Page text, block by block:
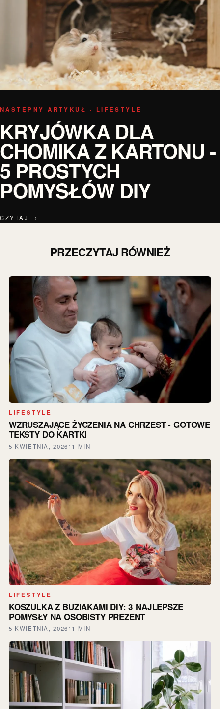
NASTĘPNY ARTYKUŁ · LIFESTYLE
KRYJÓWKA DLA
CHOMIKA Z KARTONU -
5 PROSTYCH
POMYSŁÓW DIY
CZYTAJ →
PRZECZYTAJ RÓWNIEŻ
LIFESTYLE
WZRUSZAJĄCE ŻYCZENIA NA CHRZEST - GOTOWE
TEKSTY DO KARTKI
5 KWIETNIA, 202611 MIN
LIFESTYLE
KOSZULKA Z BUZIAKAMI DIY: 3 NAJLEPSZE
POMYSŁY NA OSOBISTY PREZENT
5 KWIETNIA, 202611 MIN